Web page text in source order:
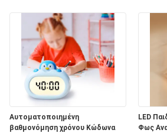
μηχάνημα και αστείο.
Αυτοματοποιημένη
βαθμονόμηση χρόνου Κώδωνα
LED
Φως